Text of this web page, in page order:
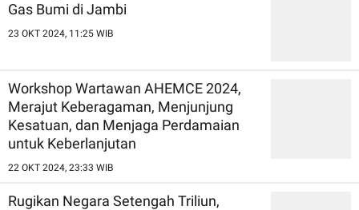
Gas Bumi di Jambi
23 OKT 2024, 11:25 WIB
Workshop Wartawan AHEMCE 2024,
Merajut Keberagaman, Menjunjung
Kesatuan, dan Menjaga Perdamaian
untuk Keberlanjutan
22 OKT 2024, 23:33 WIB
Rugikan Negara Setengah Triliun,